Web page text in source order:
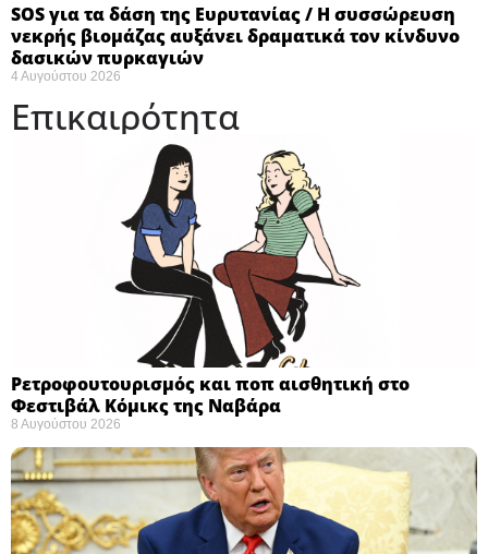
SOS για τα δάση της Ευρυτανίας / Η συσσώρευση
νεκρής βιομάζας αυξάνει δραματικά τον κίνδυνο
δασικών πυρκαγιών
4 Αυγούστου 2026
Επικαιρότητα
Ρετροφουτουρισμός και ποπ αισθητική στο
Φεστιβάλ Κόμικς της Ναβάρα ​
8 Αυγούστου 2026